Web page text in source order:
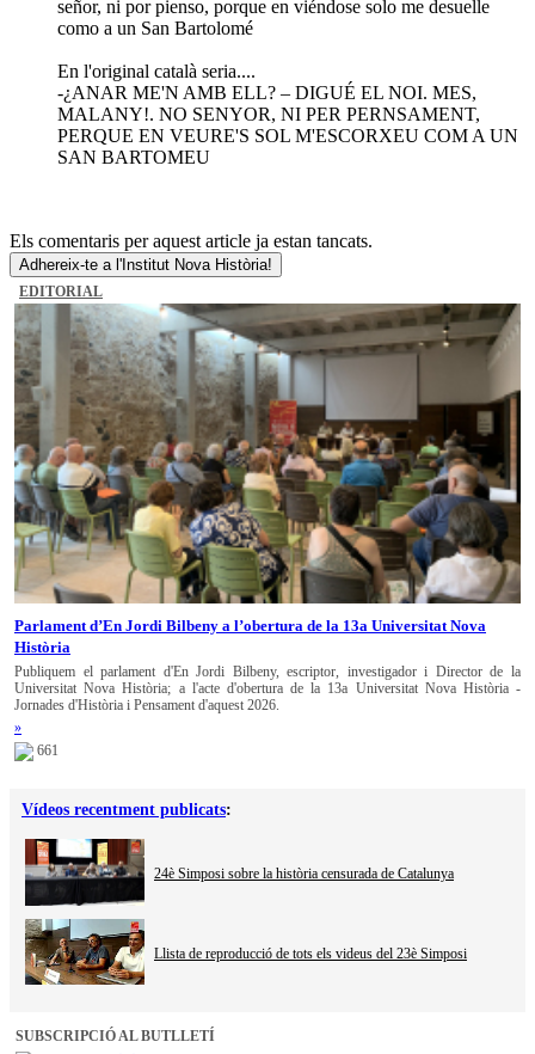
señor, ni por pienso, porque en viéndose solo me desuelle
como a un San Bartolomé
En l'original català seria....
-¿ANAR ME'N AMB ELL? – DIGUÉ EL NOI. MES,
MALANY!. NO SENYOR, NI PER PERNSAMENT,
PERQUE EN VEURE'S SOL M'ESCORXEU COM A UN
SAN BARTOMEU
Els comentaris per aquest article ja estan tancats.
Adhereix-te a l'Institut Nova Història!
EDITORIAL
Parlament d’En Jordi Bilbeny a l’obertura de la 13a Universitat Nova
Història
Publiquem el parlament d'En Jordi Bilbeny, escriptor, investigador i Director de la
Universitat Nova Història; a l'acte d'obertura de la 13a Universitat Nova Història -
Jornades d'Història i Pensament d'aquest 2026.
»
661
Vídeos recentment publicats:
24è Simposi sobre la història censurada de Catalunya
Llista de reproducció de tots els videus del 23è Simposi
SUBSCRIPCIÓ AL BUTLLETÍ